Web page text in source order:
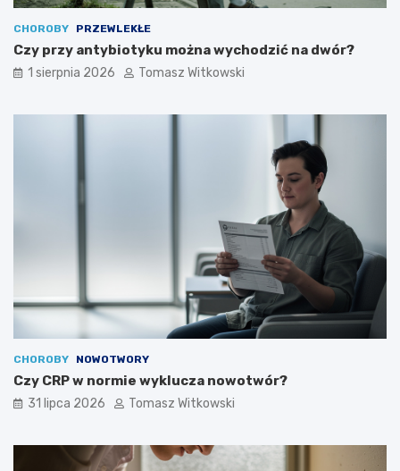
CHOROBY PRZEWLEKŁE
Czy przy antybiotyku można wychodzić na dwór?
1 sierpnia 2026 Tomasz Witkowski
CHOROBY NOWOTWORY
Czy CRP w normie wyklucza nowotwór?
31 lipca 2026 Tomasz Witkowski